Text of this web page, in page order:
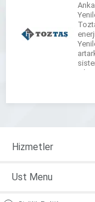
Hizmetler
Ust Menu